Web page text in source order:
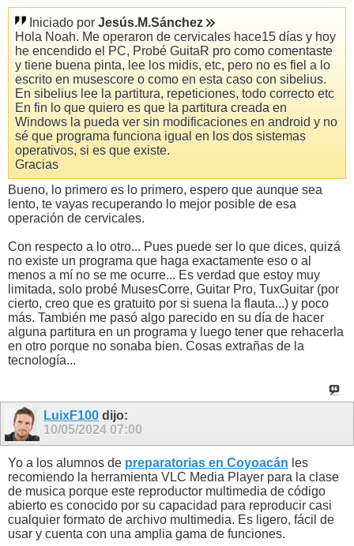
Iniciado por Jesús.M.Sánchez
Hola Noah. Me operaron de cervicales hace15 días y hoy
he encendido el PC, Probé GuitaR pro como comentaste
y tiene buena pinta, lee los midis, etc, pero no es fiel a lo
escrito en musescore o como en esta caso con sibelius.
En sibelius lee la partitura, repeticiones, todo correcto etc
En fin lo que quiero es que la partitura creada en
Windows la pueda ver sin modificaciones en android y no
sé que programa funciona igual en los dos sistemas
operativos, si es que existe.
Gracias
Bueno, lo primero es lo primero, espero que aunque sea
lento, te vayas recuperando lo mejor posible de esa
operación de cervicales.
Con respecto a lo otro... Pues puede ser lo que dices, quizá
no existe un programa que haga exactamente eso o al
menos a mí no se me ocurre... Es verdad que estoy muy
limitada, solo probé MusesCorre, Guitar Pro, TuxGuitar (por
cierto, creo que es gratuito por si suena la flauta...) y poco
más. También me pasó algo parecido en su día de hacer
alguna partitura en un programa y luego tener que rehacerla
en otro porque no sonaba bien. Cosas extrañas de la
tecnología...
LuixF100 dijo:
10/05/2024 07:00
Yo a los alumnos de preparatorias en Coyoacán les
recomiendo la herramienta VLC Media Player para la clase
de musica porque este reproductor multimedia de código
abierto es conocido por su capacidad para reproducir casi
cualquier formato de archivo multimedia. Es ligero, fácil de
usar y cuenta con una amplia gama de funciones.